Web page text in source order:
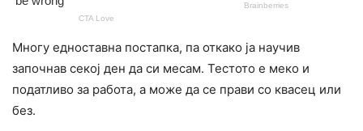
Многу едноставна постапка, па откако ја научив
започнав секој ден да си месам. Тестото е меко и
податливо за работа, а може да се прави со квасец или
без.